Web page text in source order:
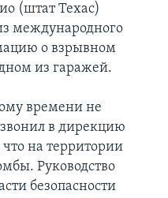
(штат Техас)
международного
о взрывном
из гаражей.
времени не
в дирекцию
на территории
Руководство
безопасности